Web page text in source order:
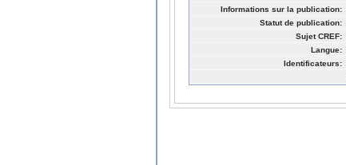
Informations sur la publication:
Statut de publication:
Sujet CREF:
Langue:
Identificateurs: